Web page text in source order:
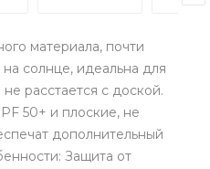
материала, почти
солнце, идеальна для
расстается с доской.
50+ и плоские, не
дополнительный
Защита от